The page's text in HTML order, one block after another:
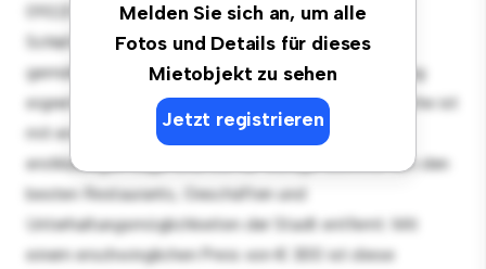
Melden Sie sich an, um alle
Fotos und Details für dieses
Mietobjekt zu sehen
Jetzt registrieren
09221 Neukirchen/Erzgebirge! Diese moderne 2
Schlafzimmer-Wohnung bietet einen stilvollen und
gemütlichen Lebensraum. Die offene Raumaufteilung
eignet sich perfekt für Gäste, und die elegante Küche ist
mit erstklassigen Geräten ausgestattet. Dank der
erstklassigen Lage sind Sie nur wenige Schritte von den
besten Restaurants, Geschäften und
Unterhaltungsmöglichkeiten der Stadt entfernt. Mit
einem erschwinglichen Preis von € 300 ist diese